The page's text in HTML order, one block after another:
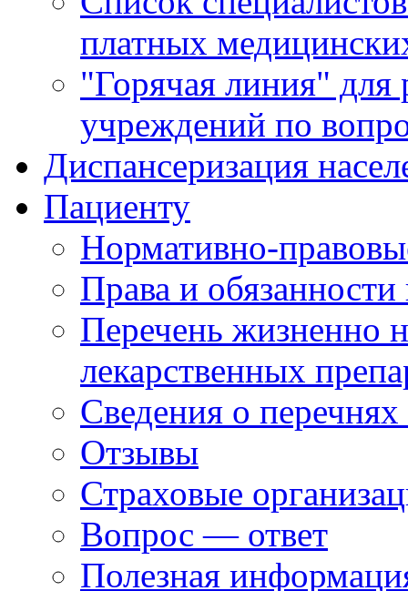
платных
"Горячая линия"
учреждений по
Диспансеризация
Пациенту
Нормативно-
Права и
Перечень жизненно
лекарственных
Сведения о
Отзывы
Страховые
Вопрос — ответ
Полезная